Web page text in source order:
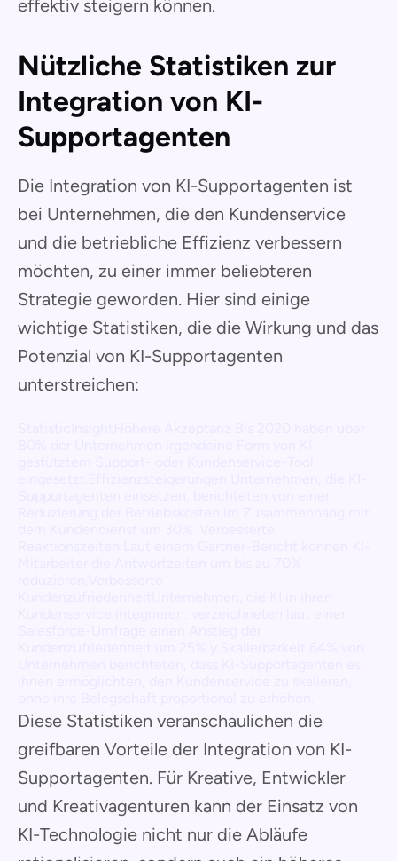
effektiv steigern können.
Nützliche Statistiken zur
Integration von KI-
Supportagenten
Die Integration von KI-Supportagenten ist
bei Unternehmen, die den Kundenservice
und die betriebliche Effizienz verbessern
möchten, zu einer immer beliebteren
Strategie geworden. Hier sind einige
wichtige Statistiken, die die Wirkung und das
Potenzial von KI-Supportagenten
unterstreichen:
Diese Statistiken veranschaulichen die
greifbaren Vorteile der Integration von KI-
Supportagenten. Für Kreative, Entwickler
und Kreativagenturen kann der Einsatz von
KI-Technologie nicht nur die Abläufe